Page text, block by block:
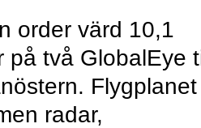
order värd 10,1
på två GlobalEye
radar,